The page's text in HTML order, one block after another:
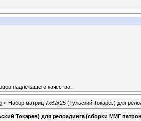
надлежащего качества.
» Набор матриц 7х62х25 (Тульский Токарев) для
Токарев) для релоадинга (сборки ММГ